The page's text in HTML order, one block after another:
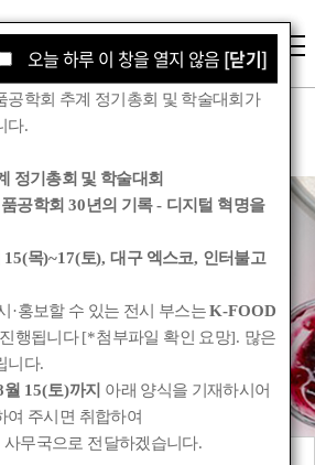
술대회
for Food Engineering
춘계 정기총회 및 학술대회
오늘 하루 이 창을 열지 않음 [닫기]
오늘 하루 이 창을 열지 않음 [닫기]
공학회 추계 정기총회 및 학술대회가
다.
정기총회 및 학술대회
공학회 30년의 기록- 디지털 혁명을
15(목)~17(토),대구 엑스코, 인터불고
·홍보할 수 있는 전시 부스는K-FOOD
행됩니다[*첨부파일 확인 요망]. 많은
니다.
월 15(토)까지 아래 양식을 기재하시어
여 주시면 취합하여
무국으로 전달하겠습니다.